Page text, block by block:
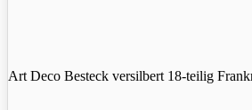
Art Deco Besteck versilbert 18-teilig